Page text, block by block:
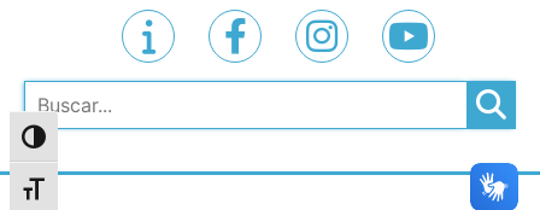
Alternar alto contraste
Alternar tamanho da fonte
Pesquisar